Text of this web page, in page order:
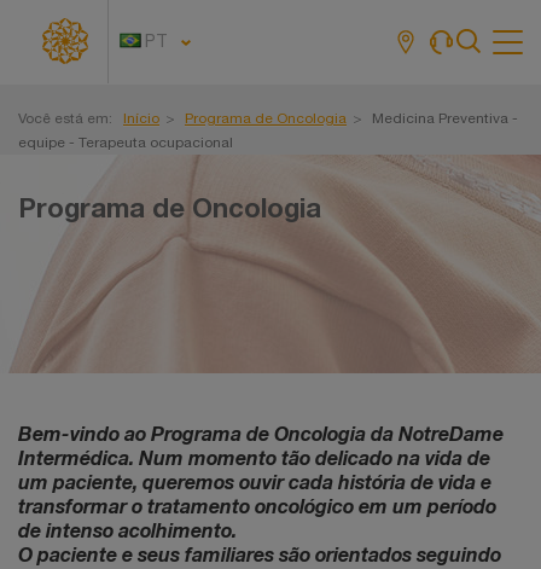
PT
Você está em: Início Programa de Oncologia
Medicina Preventiva -
equipe - Terapeuta ocupacional
Programa de Oncologia
Bem-vindo ao Programa de Oncologia da NotreDame
Intermédica. Num momento tão delicado na vida de
um paciente, queremos ouvir cada história de vida e
transformar o tratamento oncológico em um período
de intenso acolhimento.
O paciente e seus familiares são orientados seguindo